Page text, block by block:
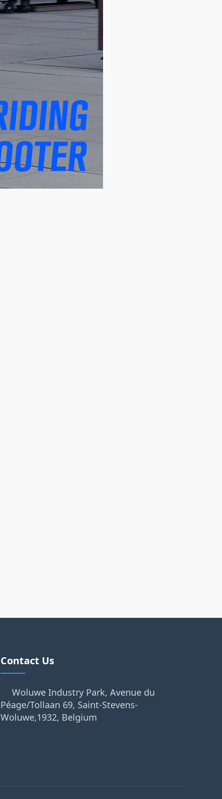
Contact Us
Woluwe Industry Park, Avenue du
Péage/Tollaan 69, Saint-Stevens-
Woluwe,1932, Belgium